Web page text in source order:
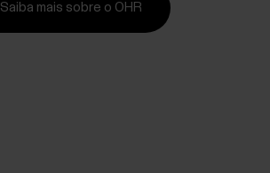
Saiba mais sobre o OHR